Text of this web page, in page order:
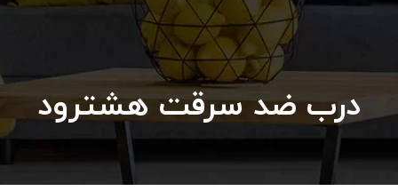
درب ضد سرقت هشترود